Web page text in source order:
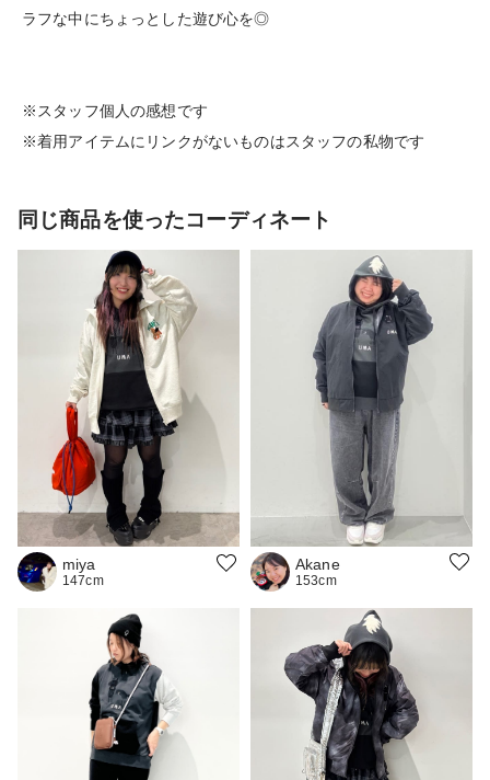
ラフな中にちょっとした遊び心を◎
※スタッフ個人の感想です
※着用アイテムにリンクがないものはスタッフの私物です
同じ商品を使ったコーディネート
miya
147cm
Akane
153cm